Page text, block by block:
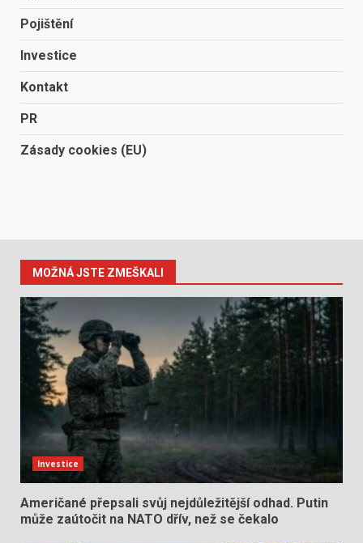
Pojištění
Investice
Kontakt
PR
Zásady cookies (EU)
MOŽNÁ JSTE ZMEŠKALI
Investice
Američané přepsali svůj nejdůležitější odhad. Putin
může zaútočit na NATO dřív, než se čekalo